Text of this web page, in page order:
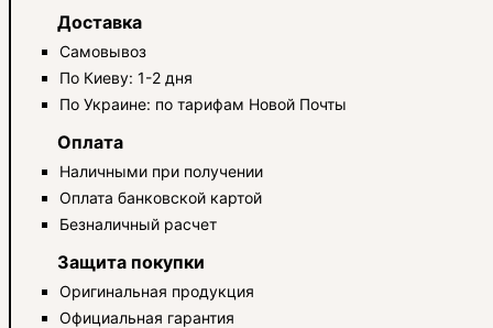
Доставка
Самовывоз
По Киеву: 1-2 дня
По Украине: по тарифам Новой Почты
Оплата
Наличными при получении
Оплата банковской картой
Безналичный расчет
Защита покупки
Оригинальная продукция
Официальная гарантия